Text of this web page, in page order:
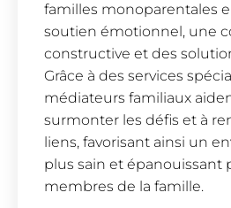
familles monoparentales
soutien émotionnel, une
constructive et des
Grâce à des services
médiateurs familiaux
surmonter les défis et à
liens, favorisant ainsi un
plus sain et épanouissant
membres de la famille.